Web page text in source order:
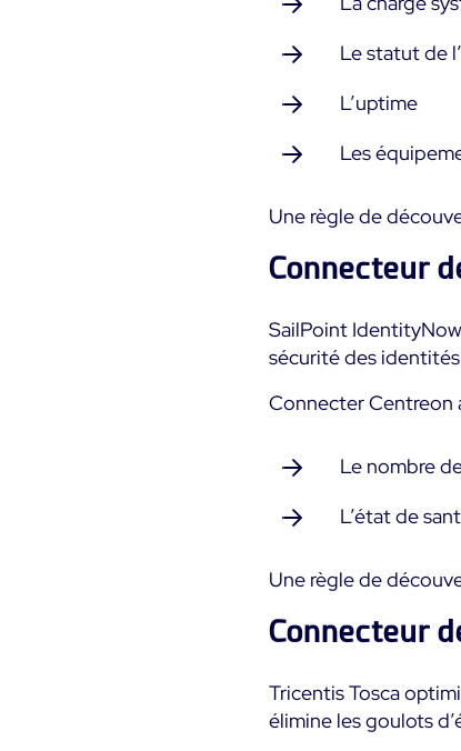
Le statut de
L’uptime
Les
Une règle de
Connecteur
SailPoint
sécurité des
Connecter Centreon
Le nombre
L’état de
Une règle de
Connecteur
Tricentis Tosca
élimine les goulots